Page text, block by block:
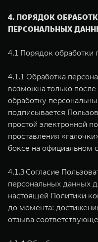
4. ПОРЯДОК
ПЕРСОНАЛЬНЫХ
4.1 Порядок обработки
4.1.1 Обработка
возможна только
обработку
подписывается
простой электронной
проставления
боксе на официальном
4.1.3 Согласие
персональных данных
настоящей Политики
до момента:
отзыва